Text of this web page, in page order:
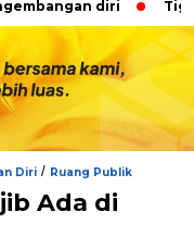
diri Tiga
Diri / Ruang Publik
Ada di